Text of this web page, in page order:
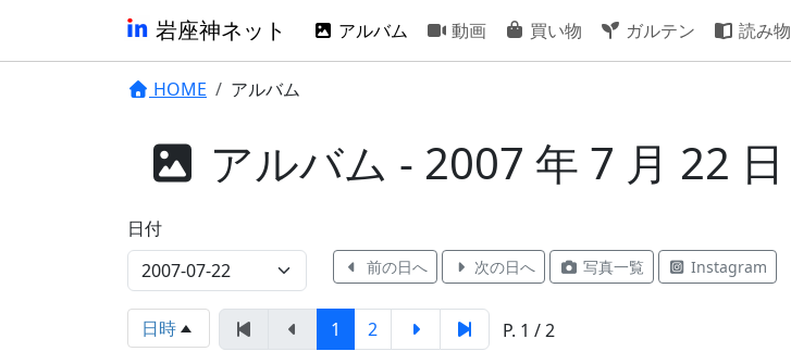
岩座神ネット アルバム 動画 買い物 ガルテン 読み物
HOME アルバム
アルバム - 2007 年 7 月 22 日
日付
前の日へ 次の日へ 写真一覧 Instagram
日時 1 2 P. 1 / 2